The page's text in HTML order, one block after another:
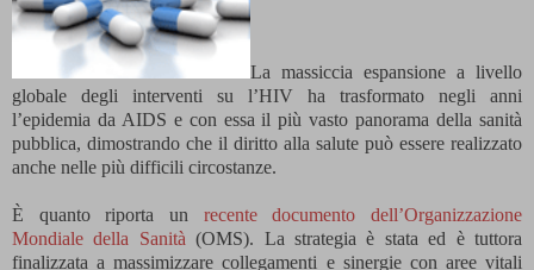
La massiccia espansione a livello
globale degli interventi su l’HIV ha trasformato negli anni
l’epidemia da AIDS e con essa il più vasto panorama della sanità
pubblica, dimostrando che il diritto alla salute può essere realizzato
anche nelle più difficili circostanze.
È quanto riporta un recente documento dell’Organizzazione
Mondiale della Sanità (OMS). La strategia è stata ed è tuttora
finalizzata a massimizzare collegamenti e sinergie con aree vitali